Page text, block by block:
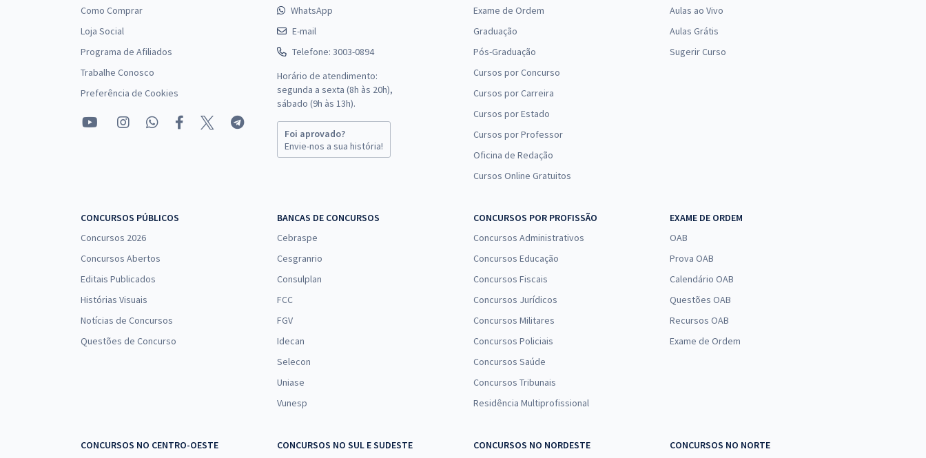
Como Comprar
Loja Social
Programa de Afiliados
Trabalhe Conosco
Preferência de Cookies
WhatsApp
E-mail
Telefone: 3003-0894
Horário de atendimento:
segunda a sexta (8h às 20h),
sábado (9h às 13h).
Foi aprovado?
Envie-nos a sua história!
Exame de Ordem
Graduação
Pós-Graduação
Cursos por Concurso
Cursos por Carreira
Cursos por Estado
Cursos por Professor
Oficina de Redação
Cursos Online Gratuitos
Aulas ao Vivo
Aulas Grátis
Sugerir Curso
CONCURSOS PÚBLICOS
Concursos 2026
Concursos Abertos
Editais Publicados
Histórias Visuais
Notícias de Concursos
Questões de Concurso
BANCAS DE CONCURSOS
Cebraspe
Cesgranrio
Consulplan
FCC
FGV
Idecan
Selecon
Uniase
Vunesp
CONCURSOS POR PROFISSÃO
Concursos Administrativos
Concursos Educação
Concursos Fiscais
Concursos Jurídicos
Concursos Militares
Concursos Policiais
Concursos Saúde
Concursos Tribunais
Residência Multiprofissional
EXAME DE ORDEM
OAB
Prova OAB
Calendário OAB
Questões OAB
Recursos OAB
Exame de Ordem
CONCURSOS NO CENTRO-OESTE
CONCURSOS NO SUL E SUDESTE
CONCURSOS NO NORDESTE
CONCURSOS NO NORTE